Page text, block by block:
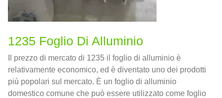
1235 Foglio Di Alluminio
Il prezzo di mercato di 1235 il foglio di alluminio è
relativamente economico, ed è diventato uno dei prodotti
più popolari sul mercato. È un foglio di alluminio
domestico comune che può essere utilizzato come foglio